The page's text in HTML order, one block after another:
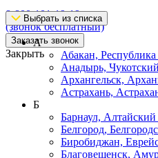
8-800-101-19-19
(звонок бесплатный)
Заказать звонок
Закрыть
Выбрать из списка
А
Абакан,
Анадырь,
Архангельск,
Астрахань,
Б
Барнаул, Алтайский
Белгород,
Биробиджан,
Благовещенск,